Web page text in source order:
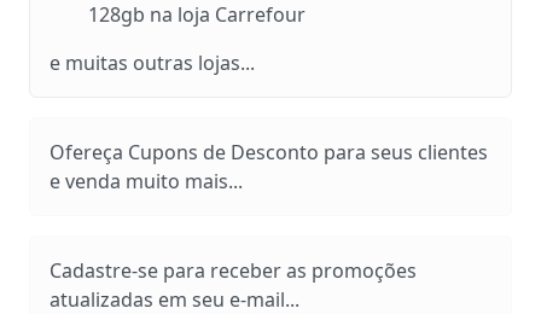
128gb na loja Carrefour
e muitas outras lojas...
Ofereça Cupons de Desconto para seus clientes
e venda muito mais...
Cadastre-se para receber as promoções
atualizadas em seu e-mail...